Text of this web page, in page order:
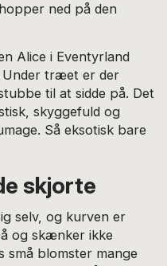
ned på den
Alice i Eventyrland
træet er der
til at sidde på. Det
skyggefuld og
Så eksotisk bare
skjorte
selv, og kurven er
og skænker ikke
små blomster mange